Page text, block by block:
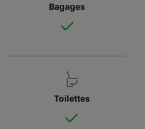
Bagages
Toilettes